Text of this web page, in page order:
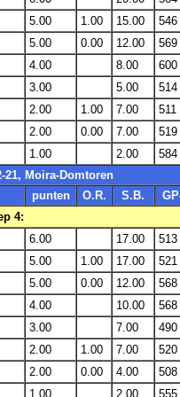
5.00 1.00 15.00
546
5.00 0.00 12.00
569
4.00 8.00
600
3.00 5.00
514
2.00 1.00 7.00
511
2.00 0.00 7.00
519
1.00 2.00
584
21, Moira-Domtoren
punten O.R. S.B.
4:
6.00 17.00
513
5.00 1.00 17.00
521
5.00 0.00 12.00
568
4.00 10.00
568
3.00 7.00
490
2.00 1.00 7.00
520
2.00 0.00 4.00
508
1.00 2.00 555